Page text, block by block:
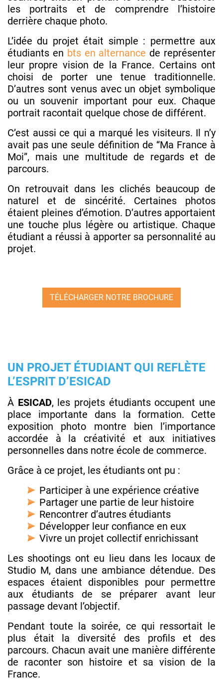
les portraits et de comprendre l’histoire
derrière chaque photo.
L’idée du projet était simple : permettre aux
étudiants en bts en alternance de représenter
leur propre vision de la France. Certains ont
choisi de porter une tenue traditionnelle.
D’autres sont venus avec un objet symbolique
ou un souvenir important pour eux. Chaque
portrait racontait quelque chose de différent.
C’est aussi ce qui a marqué les visiteurs. Il n’y
avait pas une seule définition de “Ma France à
Moi”, mais une multitude de regards et de
parcours.
On retrouvait dans les clichés beaucoup de
naturel et de sincérité. Certaines photos
étaient pleines d’émotion. D’autres apportaient
une touche plus légère ou artistique. Chaque
étudiant a réussi à apporter sa personnalité au
projet.
TÉLÉCHARGER NOTRE BROCHURE
UN PROJET ÉTUDIANT QUI REFLÈTE
L’ESPRIT D’ESICAD
À ESICAD, les projets étudiants occupent une
place importante dans la formation. Cette
exposition photo montre bien l’importance
accordée à la créativité et aux initiatives
personnelles dans notre école de commerce.
Grâce à ce projet, les étudiants ont pu :
Participer à une expérience créative
Partager une partie de leur histoire
Rencontrer d’autres étudiants
Développer leur confiance en eux
Vivre un projet collectif enrichissant
Les shootings ont eu lieu dans les locaux de
Studio M, dans une ambiance détendue. Des
espaces étaient disponibles pour permettre
aux étudiants de se préparer avant leur
passage devant l’objectif.
Pendant toute la soirée, ce qui ressortait le
plus était la diversité des profils et des
parcours. Chacun avait une manière différente
de raconter son histoire et sa vision de la
France.